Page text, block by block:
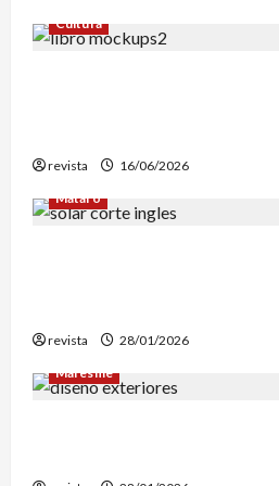
Cultura
revista
16/06/2026
Mataró
revista
28/01/2026
Maresme